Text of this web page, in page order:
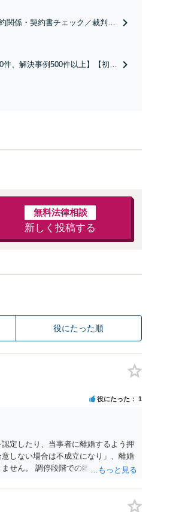
関係・契約書チェック／裁判対
い！【顧問経験豊富】【個別案
件、解決事例500件以上】【初回
無料法律相談
新しく投稿する
役にたった順
役にたった 1
定したり、当事者に離婚するよう押
しない場合は不成立になり」、離婚
せん。 調停段階での離婚成立を希望
全部丸呑みする、という方法しかな
かされてしまうと、逆に足下を見ら